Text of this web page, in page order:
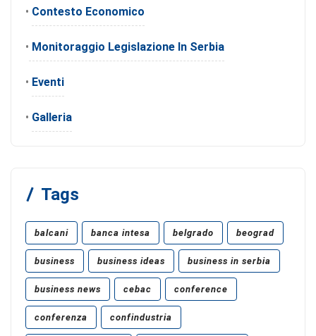
• Contesto Economico
• Monitoraggio Legislazione In Serbia
• Eventi
• Galleria
Tags
balcani banca intesa belgrado beograd
business business ideas business in serbia
business news cebac conference
conferenza confindustria